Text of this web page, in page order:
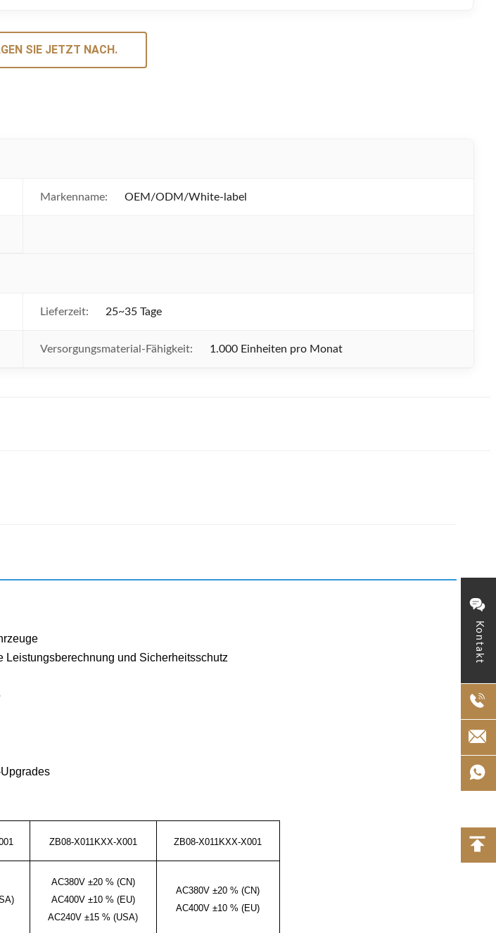
Kontakt
SIE JETZT NACH.
Markenname: OEM/ODM/White-label
Lieferzeit: 25~35 Tage
Versorgungsmaterial-Fähigkeit: 1.000 Einheiten pro Monat
und Sicherheitsschutz
ZB08-X011KXX-X001 ZB08-X011KXX-X001
AC380V ±20 % (CN)
AC400V ±10 % (EU)
AC240V ±15 % (USA)
AC380V ±20 % (CN)
AC400V ±10 % (EU)